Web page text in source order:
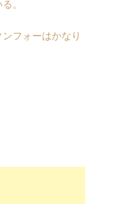
。
フォーはかなり